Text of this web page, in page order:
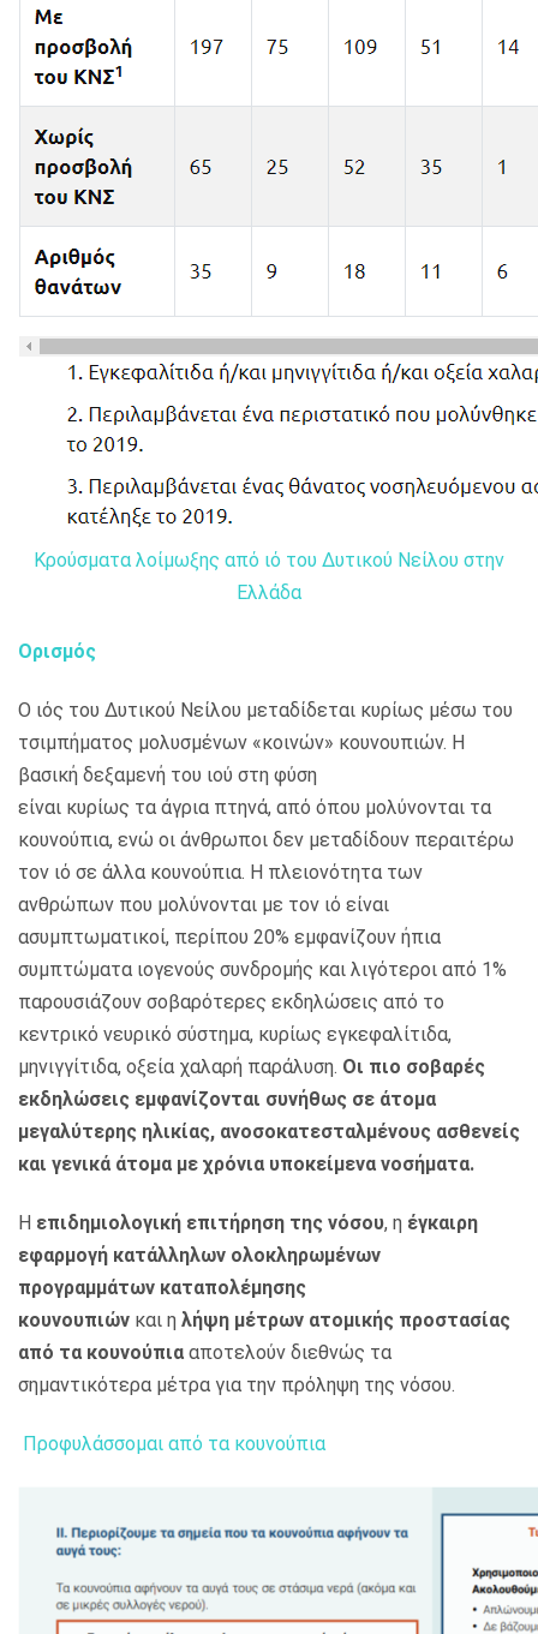
Κρούσματα λοίμωξης από ιό του Δυτικού Νείλου στην
Ελλάδα
Ορισμός
Ο ιός του Δυτικού Νείλου μεταδίδεται κυρίως μέσω του
τσιμπήματος μολυσμένων «κοινών» κουνουπιών. Η
βασική δεξαμενή του ιού στη φύση
είναι κυρίως τα άγρια πτηνά, από όπου μολύνονται τα
κουνούπια, ενώ οι άνθρωποι δεν μεταδίδουν περαιτέρω
τον ιό σε άλλα κουνούπια. Η πλειονότητα των
ανθρώπων που μολύνονται με τον ιό είναι
ασυμπτωματικοί, περίπου 20% εμφανίζουν ήπια
συμπτώματα ιογενούς συνδρομής και λιγότεροι από 1%
παρουσιάζουν σοβαρότερες εκδηλώσεις από το
κεντρικό νευρικό σύστημα, κυρίως εγκεφαλίτιδα,
μηνιγγίτιδα, οξεία χαλαρή παράλυση. Οι πιο σοβαρές
εκδηλώσεις εμφανίζονται συνήθως σε άτομα
μεγαλύτερης ηλικίας, ανοσοκατεσταλμένους ασθενείς
και γενικά άτομα με χρόνια υποκείμενα νοσήματα.
Η επιδημιολογική επιτήρηση της νόσου, η έγκαιρη
εφαρμογή κατάλληλων ολοκληρωμένων
προγραμμάτων καταπολέμησης
κουνουπιών και η λήψη μέτρων ατομικής προστασίας
από τα κουνούπια αποτελούν διεθνώς τα
σημαντικότερα μέτρα για την πρόληψη της νόσου.
Προφυλάσσομαι από τα κουνούπια